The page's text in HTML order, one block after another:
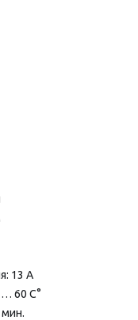
13 А
… 60 С°